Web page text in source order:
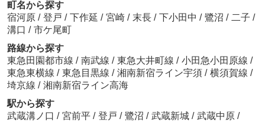
町名から探す
宿河原 / 登戸 / 下作延 / 宮崎 / 末長 / 下小田中 / 鷺沼 / 二子 /
溝口 / 市ケ尾町
路線から探す
東急田園都市線 / 南武線 / 東急大井町線 / 小田急小田原線 /
東急東横線 / 東急目黒線 / 湘南新宿ライン宇須 / 横須賀線 /
埼京線 / 湘南新宿ライン高海
駅から探す
武蔵溝ノ口 / 宮前平 / 登戸 / 鷺沼 / 武蔵新城 / 武蔵中原 /